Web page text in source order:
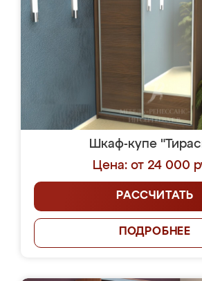
Шкаф-купе
Цена: от 24 000
РАССЧИТАТЬ
ПОДРОБНЕЕ